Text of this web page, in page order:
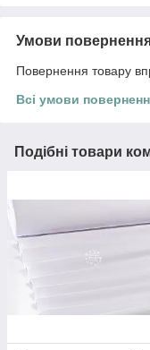
Умови
Повернення товару
Всі умови
Подібні товари